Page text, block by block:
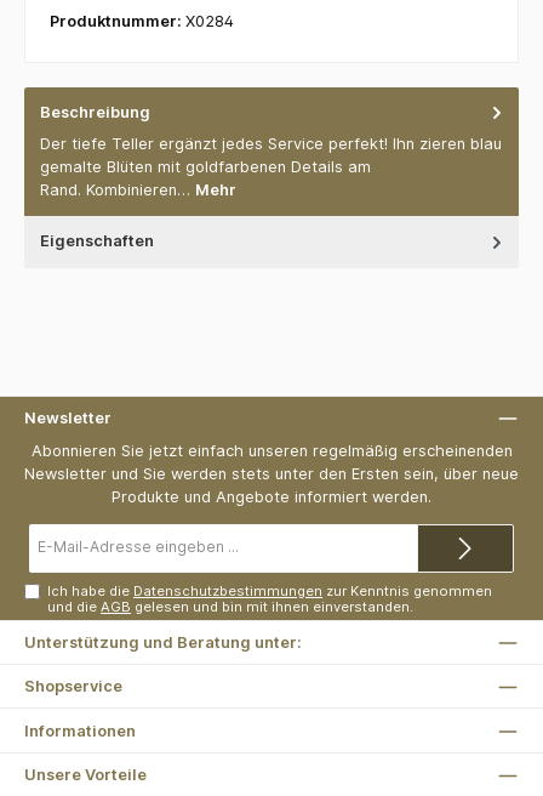
Produktnummer: X0284
Beschreibung
Der tiefe Teller ergänzt jedes Service perfekt! Ihn zieren blau
gemalte Blüten mit goldfarbenen Details am
Rand. Kombinieren… Mehr
Eigenschaften
Newsletter
Abonnieren Sie jetzt einfach unseren regelmäßig erscheinenden
Newsletter und Sie werden stets unter den Ersten sein, über neue
Produkte und Angebote informiert werden.
Mail-
Ich habe die Datenschutzbestimmungen zur Kenntnis genommen
und dieAGB gelesen und bin mit ihnen einverstanden.
Unterstützung und Beratung unter:
Shopservice
Informationen
Unsere Vorteile